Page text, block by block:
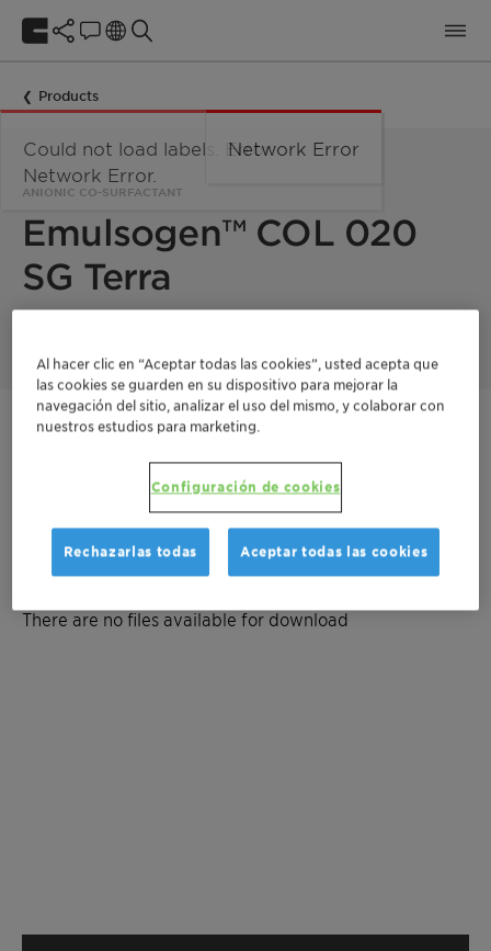
Products
ANIONIC CO-SURFACTANT
Emulsogen™ COL 020
SG Terra
Póngase en contacto
Solicite un presupuesto
Documentation
There are no files available for download
Al hacer clic en “Aceptar todas las cookies”, usted acepta que
las cookies se guarden en su dispositivo para mejorar la
navegación del sitio, analizar el uso del mismo, y colaborar con
nuestros estudios para marketing.
Configuración de cookies
Rechazarlas todas Aceptar todas las cookies
Could not load labels. Error:
Network Error.
Network Error